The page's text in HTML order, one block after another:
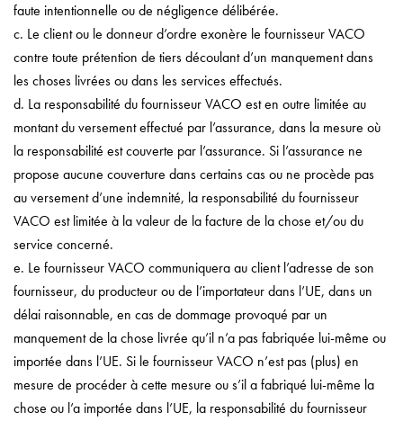
faute intentionnelle ou de négligence délibérée.
c. Le client ou le donneur d’ordre exonère le fournisseur VACO
contre toute prétention de tiers découlant d’un manquement dans
les choses livrées ou dans les services effectués.
d. La responsabilité du fournisseur VACO est en outre limitée au
montant du versement effectué par l’assurance, dans la mesure où
la responsabilité est couverte par l’assurance. Si l’assurance ne
propose aucune couverture dans certains cas ou ne procède pas
au versement d’une indemnité, la responsabilité du fournisseur
VACO est limitée à la valeur de la facture de la chose et/ou du
service concerné.
e. Le fournisseur VACO communiquera au client l’adresse de son
fournisseur, du producteur ou de l’importateur dans l’UE, dans un
délai raisonnable, en cas de dommage provoqué par un
manquement de la chose livrée qu’il n’a pas fabriquée lui-même ou
importée dans l’UE. Si le fournisseur VACO n’est pas (plus) en
mesure de procéder à cette mesure ou s’il a fabriqué lui-même la
chose ou l’a importée dans l’UE, la responsabilité du fournisseur